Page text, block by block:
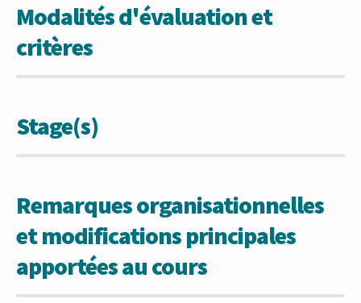
Modalités d'évaluation et
critères
Stage(s)
Remarques organisationnelles
et modifications principales
apportées au cours